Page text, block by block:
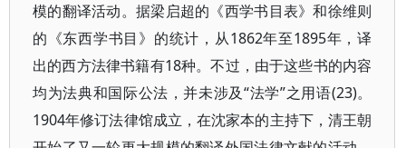
模的翻译活动。据梁启超的《西学书目表》和徐维则
的《东西学书目》的统计，从1862年至1895年，译
出的西方法律书籍有18种。不过，由于这些书的内容
均为法典和国际公法，并未涉及“法学”之用语(23)。
1904年修订法律馆成立，在沈家本的主持下，清王朝